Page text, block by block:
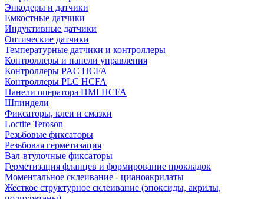
Энкодеры и датчики
Емкостные датчики
Индуктивные датчики
Оптические датчики
Температурные датчики и контроллеры
Контроллеры и панели управления
Контроллеры PAC HCFA
Контроллеры PLC HCFA
Панели оператора HMI HCFA
Шпиндели
Фиксаторы, клеи и смазки
Loctite Teroson
Резьбовые фиксаторы
Резьбовая герметизация
Вал-втулочные фиксаторы
Герметизация фланцев и формирование прокладок
Моментальное склеивание - цианоакрилаты
Жесткое структурное склеивание (эпоксиды, акрилы,